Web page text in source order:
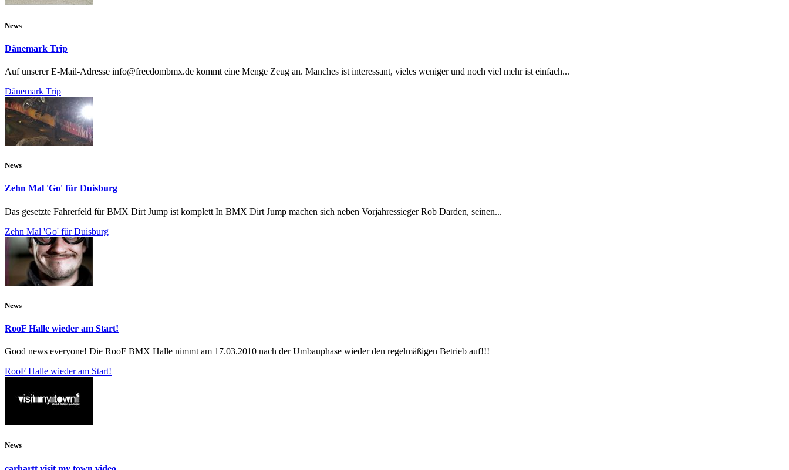
News
Dänemark Trip
Auf unserer E-Mail-Adresse info@freedombmx.de kommt eine Menge Zeug an. Manches ist interessant, vieles weniger und noch viel mehr ist einfach...
Dänemark Trip
News
Zehn Mal 'Go' für Duisburg
Das gesetzte Fahrerfeld für BMX Dirt Jump ist komplett In BMX Dirt Jump machen sich neben Vorjahressieger Rob Darden, seinen...
Zehn Mal 'Go' für Duisburg
News
RooF Halle wieder am Start!
Good news everyone! Die RooF BMX Halle nimmt am 17.03.2010 nach der Umbauphase wieder den regelmäßigen Betrieb auf!!!
RooF Halle wieder am Start!
News